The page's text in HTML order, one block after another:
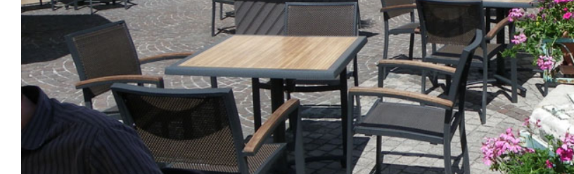
Police Municipale
Intercommunale
Accueil des gens du
voyage
Santé
Mobilité
Plan climat